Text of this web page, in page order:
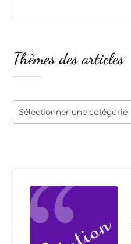
Thèmes des articles
Thèmes
des